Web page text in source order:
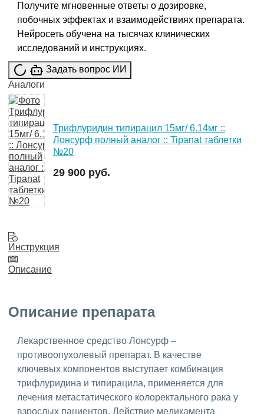
Получите мгновенные ответы о дозировке,
побочных эффектах и взаимодействиях препарата.
Нейросеть обучена на тысячах клинических
исследований и инструкциях.
Задать вопрос ИИ
Аналоги
Трифлуридин типирацил 15мг/ 6.14мг ::
Лонсурф полный аналог :: Tipanat таблетки
№20
29 900 руб.
Инструкция
Описание
Описание препарата
Лекарственное средство Лонсурф –
противоопухолевый препарат. В качестве
ключевых компонентов выступает комбинация
трифлуридина и типирацила, применяется для
лечения метастатического колоректального рака у
взрослых пациентов. Действие медикамента